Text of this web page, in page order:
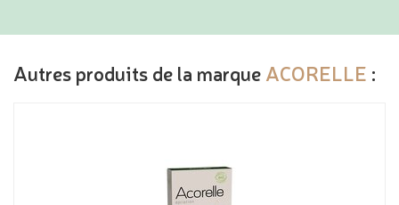
Autres produits de la marque ACORELLE :